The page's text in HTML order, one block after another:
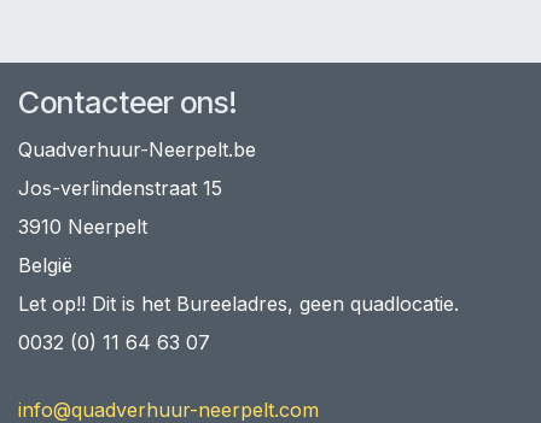
Contacteer ons!
Quadverhuur-Neerpelt.be
Jos-verlindenstraat 15
3910 Neerpelt
België
Let op!! Dit is het Bureeladres, geen quadlocatie.
0032 (0) 11 64 63 07
info@quadverhuur-neerpelt.com